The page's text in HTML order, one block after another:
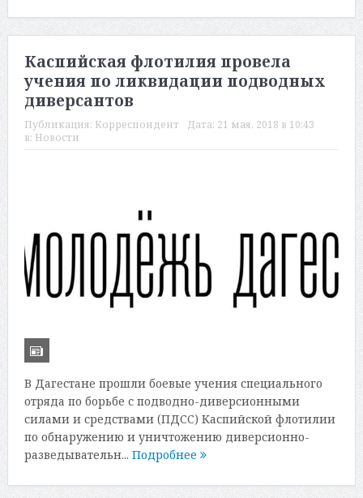
Каспийская флотилия провела
учения по ликвидации подводных
диверсантов
Публикация: Корреспондент Дата: 21 мая, 2018 в 10:43
в: Новости
В Дагестане прошли боевые учения специального
отряда по борьбе с подводно-диверсионными
силами и средствами (ПДСС) Каспийской флотилии
по обнаружению и уничтожению диверсионно-
разведывательн... Подробнее